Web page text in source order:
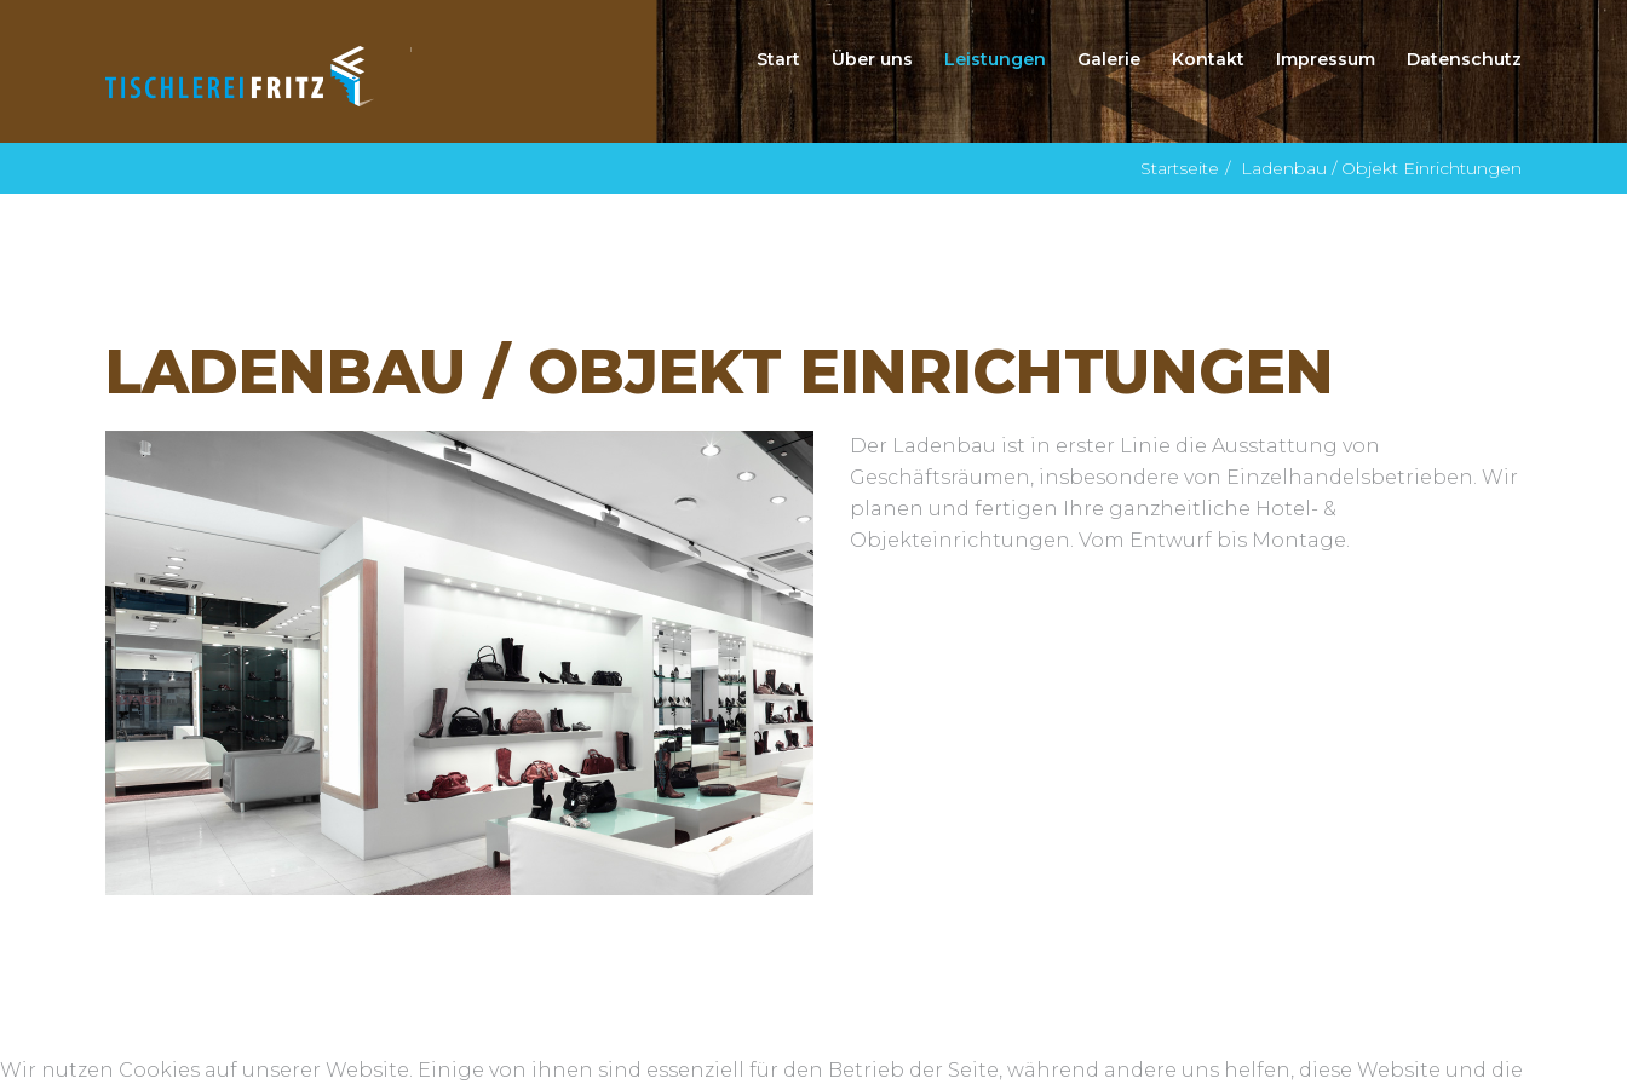
Start Über uns Leistungen Galerie Kontakt Impressum Datenschutz
Startseite Ladenbau / Objekt Einrichtungen
LADENBAU / OBJEKT EINRICHTUNGEN
Der Ladenbau ist in erster Linie die Ausstattung von
Geschäftsräumen, insbesondere von Einzelhandelsbetrieben. Wir
planen und fertigen Ihre ganzheitliche Hotel- &
Objekteinrichtungen. Vom Entwurf bis Montage.
Wir nutzen Cookies auf unserer Website. Einige von ihnen sind essenziell für den Betrieb der Seite, während andere uns helfen, diese Website und die